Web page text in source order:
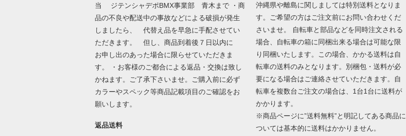
当 ジテンシャデポBMX事業部 青木まで ・商
品の不良や配送中の事故などによる破損が発生
しましたら、 代替え品を早急に手配させてい
ただきます。 但し、商品到着後７日以内に
お申し出のあった場合に限らせていただきま
す。 ・お客様のご都合による返品・交換は致し
かねます。ご了承下さいませ。ご購入前に必ず
カラーやスペック等商品記載項目のご確認をお
願いします。
返品送料
沖縄県や離島に関しましては特別送料となりま
す。ご希望の方はご注文前にお問い合わせくだ
さいませ。 自転車と部品などを同時注文される
場合、自転車の箱に同梱出来る場合は可能な限
り同梱いたします。この場合、かかる送料は自
転車の送料のみとなります。別梱包・送料が必
要になる場合はご連絡させていただきます。自
転車を複数台ご注文の場合は、1台1台に送料が
かかります。
※商品ページに”送料無料”と明記してある商品に
ついては基本的に送料はかかりません。